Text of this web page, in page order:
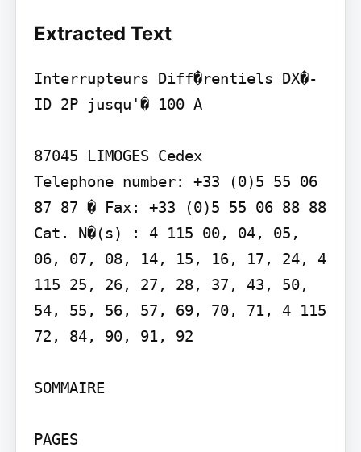
Extracted Text
Interrupteurs Diff�rentiels DX�-
ID 2P jusqu'� 100 A
87045 LIMOGES Cedex
Telephone number: +33 (0)5 55 06
87 87 � Fax: +33 (0)5 55 06 88 88
Cat. N�(s) : 4 115 00, 04, 05,
06, 07, 08, 14, 15, 16, 17, 24, 4
115 25, 26, 27, 28, 37, 43, 50,
54, 55, 56, 57, 69, 70, 71, 4 115
72, 84, 90, 91, 92
SOMMAIRE
PAGES